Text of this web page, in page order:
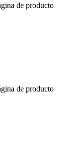
de producto
de producto